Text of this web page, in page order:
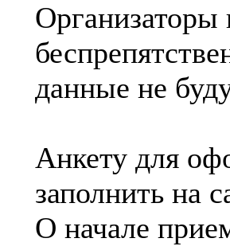
Организаторы
данные не
Анкету для
заполнить на
О начале